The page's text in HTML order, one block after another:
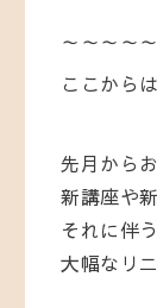
～～～～
ここから
先月から
新講座や
それに伴
大幅なリ